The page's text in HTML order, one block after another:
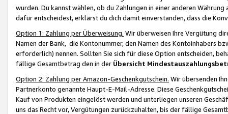
wurden. Du kannst wählen, ob du Zahlungen in einer anderen
dafür entscheidest, erklärst du dich damit einverstanden, dass die
Option 1: Zahlung per Überweisung. Wir überweisen Ihre Vergütung
Namen der Bank, die Kontonummer, den Namen des Kontoinhabers
erforderlich) nennen. Sollten Sie sich für diese Option entscheiden,
fällige Gesamtbetrag den in der Übersicht
Option 2: Zahlung per Amazon-Geschenkgutschein. Wir übersenden
Partnerkonto genannte Haupt-E-Mail-Adresse. Diese
Kauf von Produkten eingelöst werden und unterliegen unseren
uns das Recht vor, Vergütungen zurückzuhalten, bis der fällige